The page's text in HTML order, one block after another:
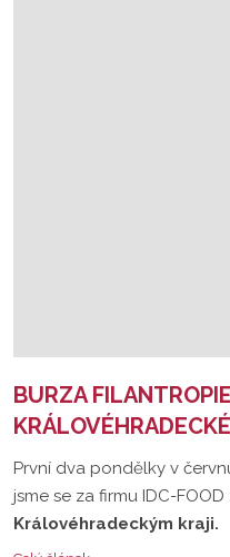
BURZA FILANTROPIE
První dva pondělky v
jsme se za firmu IDC-
Královéhradeckým kraji.